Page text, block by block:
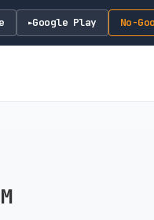
►Google Play No-